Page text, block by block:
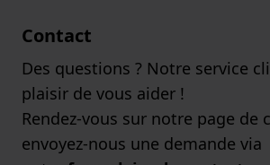
Contact
Des questions ? Notre service
plaisir de vous aider !
Rendez-vous sur notre page de
envoyez-nous une demande via